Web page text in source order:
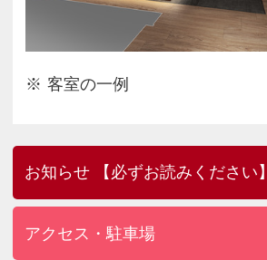
客室の一例
お知らせ 【必ずお読みください】
アクセス・駐車場